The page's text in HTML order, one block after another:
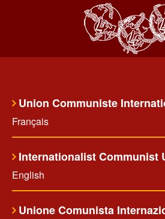
Union Communiste
Français
Internationalist Communist
English
Unione Comunista